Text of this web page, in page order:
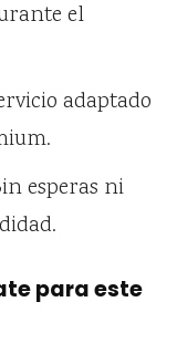
el
adaptado
esperas ni
para este